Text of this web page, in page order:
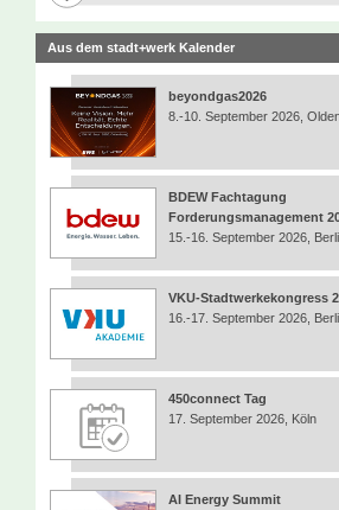
Aus dem stadt+werk Kalender
beyondgas2026
8.-10. September 2026,
BDEW Fachtagung
Forderungsmanagement
15.-16. September 2026,
VKU-Stadtwerkekongress
16.-17. September 2026,
450connect Tag
17. September 2026, Köln
AI Energy Summit